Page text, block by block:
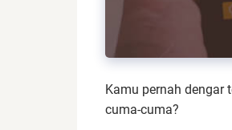
Kamu pernah dengar
cuma-cuma?